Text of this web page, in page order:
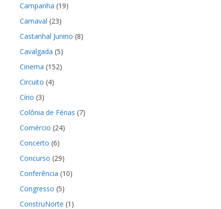
Campanha (19)
Carnaval (23)
Castanhal Junino (8)
Cavalgada (5)
Cinema (152)
Circuito (4)
Círio (3)
Colônia de Férias (7)
Comércio (24)
Concerto (6)
Concurso (29)
Conferência (10)
Congresso (5)
ConstruNorte (1)